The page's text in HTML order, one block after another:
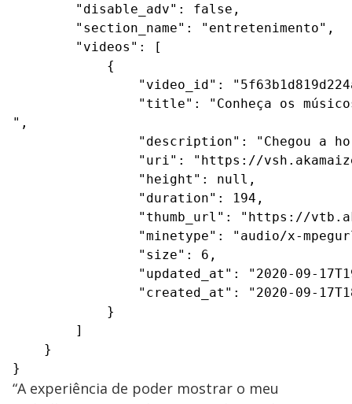
        "disable_adv": false,
        "section_name": "entretenimento",
        "videos": [
            {
"video_id":
"title": "Conheça os
",
"description": "Chegou a
"uri": "https://
                "height": null,
                "duration": 194,
"thumb_url": "https://
"minetype": "audio/x-
                "size": 6,
"updated_at": "2020-09-
"created_at": "2020-09-
            }
        ]
    }
}
“A experiência de poder mostrar o meu